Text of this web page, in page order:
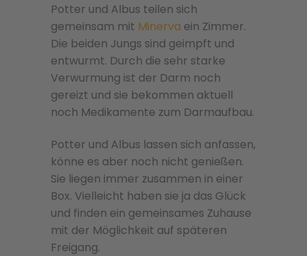
Potter und Albus teilen sich
gemeinsam mit Minerva ein Zimmer.
Die beiden Jungs sind geimpft und
entwurmt. Durch die sehr starke
Verwurmung ist der Darm noch
gereizt und sie bekommen aktuell
noch Medikamente zum Darmaufbau.
Potter und Albus lassen sich anfassen,
könne es aber noch nicht genießen.
Sie liegen immer zusammen in einer
Box. Vielleicht haben sie ja das Glück
und finden ein gemeinsames Zuhause
mit der Möglichkeit auf späteren
Freigang.